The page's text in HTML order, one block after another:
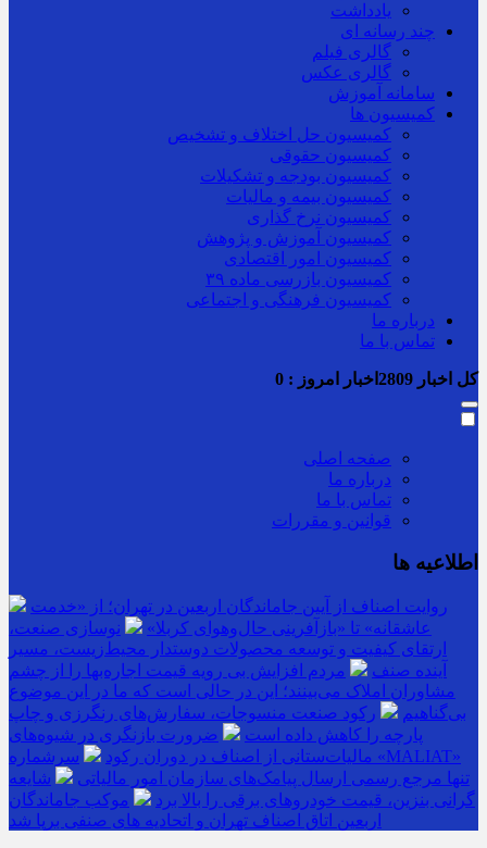
یادداشت
چند رسانه ای
گالری فیلم
گالری عکس
سامانه آموزش
کمیسیون ها
کمیسیون حل اختلاف و تشخیص
کمیسیون حقوقی
کمیسیون بودجه و تشکیلات
کمیسیون بیمه و مالیات
کمیسیون نرخ گذاری
کمیسیون آموزش و پژوهش
کمیسیون امور اقتصادی
کمیسیون بازرسی ماده ۳۹
کمیسیون فرهنگی و اجتماعی
درباره ما
تماس با ما
کل اخبار اخبار امروز : 0
صفحه اصلی
درباره ما
تماس با ما
قوانین و مقررات
اطلاعیه ها
روایت اصناف از آیین جاماندگان اربعین در تهران؛ از «خدمت
عاشقانه» تا «بازآفرینی حال‌وهوای کربلا»
نوسازی صنعت،
ارتقای کیفیت و توسعه محصولات دوستدار محیط‌زیست، مسیر
آینده صنف
مردم افزایش بی رویه قیمت اجاره‌بها را از چشم
مشاوران املاک می‌بینند؛ این در حالی است که ما در این موضوع
بی‌گناهیم
رکود صنعت منسوجات، سفارش‌های رنگرزی و چاپ
پارچه را کاهش داده است
ضرورت بازنگری در شیوه‌های
مالیات‌ستانی از اصناف در دوران رکود
سرشماره «MALIAT»
تنها مرجع رسمی ارسال پیامک‌های سازمان امور مالیاتی
شایعه
گرانی بنزین، قیمت خودروهای برقی را بالا برد
موکب جاماندگان
اربعین اتاق اصناف تهران و اتحادیه های صنفی برپا شد